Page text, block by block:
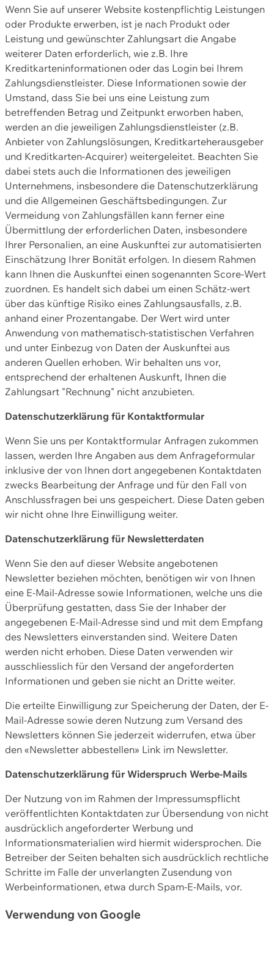
Wenn Sie auf unserer Website kostenpflichtig Leistungen
oder Produkte erwerben, ist je nach Produkt oder
Leistung und gewünschter Zahlungsart die Angabe
weiterer Daten erforderlich, wie z.B. Ihre
Kreditkarteninformationen oder das Login bei Ihrem
Zahlungsdienstleister. Diese Informationen sowie der
Umstand, dass Sie bei uns eine Leistung zum
betreffenden Betrag und Zeitpunkt erworben haben,
werden an die jeweiligen Zahlungsdienstleister (z.B.
Anbieter von Zahlungslösungen, Kreditkarteherausgeber
und Kreditkarten-Acquirer) weitergeleitet. Beachten Sie
dabei stets auch die Informationen des jeweiligen
Unternehmens, insbesondere die Datenschutzerklärung
und die Allgemeinen Geschäftsbedingungen. Zur
Vermeidung von Zahlungsfällen kann ferner eine
Übermittlung der erforderlichen Daten, insbesondere
Ihrer Personalien, an eine Auskunftei zur automatisierten
Einschätzung Ihrer Bonität erfolgen. In diesem Rahmen
kann Ihnen die Auskunftei einen sogenannten Score-Wert
zuordnen. Es handelt sich dabei um einen Schätz-wert
über das künftige Risiko eines Zahlungsausfalls, z.B.
anhand einer Prozentangabe. Der Wert wird unter
Anwendung von mathematisch-statistischen Verfahren
und unter Einbezug von Daten der Auskunftei aus
anderen Quellen erhoben. Wir behalten uns vor,
entsprechend der erhaltenen Auskunft, Ihnen die
Zahlungsart "Rechnung" nicht anzubieten.
Datenschutzerklärung für Kontaktformular
Wenn Sie uns per Kontaktformular Anfragen zukommen
lassen, werden Ihre Angaben aus dem Anfrageformular
inklusive der von Ihnen dort angegebenen Kontaktdaten
zwecks Bearbeitung der Anfrage und für den Fall von
Anschlussfragen bei uns gespeichert. Diese Daten geben
wir nicht ohne Ihre Einwilligung weiter.
Datenschutzerklärung für Newsletterdaten
Wenn Sie den auf dieser Website angebotenen
Newsletter beziehen möchten, benötigen wir von Ihnen
eine E-Mail-Adresse sowie Informationen, welche uns die
Überprüfung gestatten, dass Sie der Inhaber der
angegebenen E-Mail-Adresse sind und mit dem Empfang
des Newsletters einverstanden sind. Weitere Daten
werden nicht erhoben. Diese Daten verwenden wir
ausschliesslich für den Versand der angeforderten
Informationen und geben sie nicht an Dritte weiter.
Die erteilte Einwilligung zur Speicherung der Daten, der E-
Mail-Adresse sowie deren Nutzung zum Versand des
Newsletters können Sie jederzeit widerrufen, etwa über
den «Newsletter abbestellen» Link im Newsletter.
Datenschutzerklärung für Widerspruch Werbe-Mails
Der Nutzung von im Rahmen der Impressumspflicht
veröffentlichten Kontaktdaten zur Übersendung von nicht
ausdrücklich angeforderter Werbung und
Informationsmaterialien wird hiermit widersprochen. Die
Betreiber der Seiten behalten sich ausdrücklich rechtliche
Schritte im Falle der unverlangten Zusendung von
Werbeinformationen, etwa durch Spam-E-Mails, vor.
Verwendung von Google